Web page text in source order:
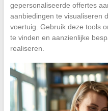
gepersonaliseerde offertes
aanbiedingen te visualiseren
voertuig. Gebruik deze tools
te vinden en aanzienlijke
realiseren.